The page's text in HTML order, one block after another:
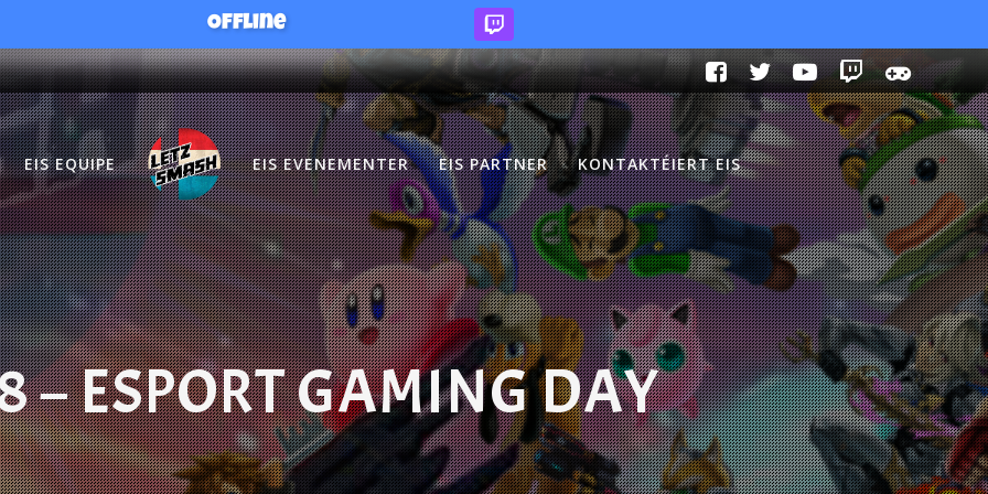
Offline
EIS EQUIPE EIS EVENEMENTER EIS PARTNER KONTAKTÉIERT EIS
– ESPORT GAMING DAY